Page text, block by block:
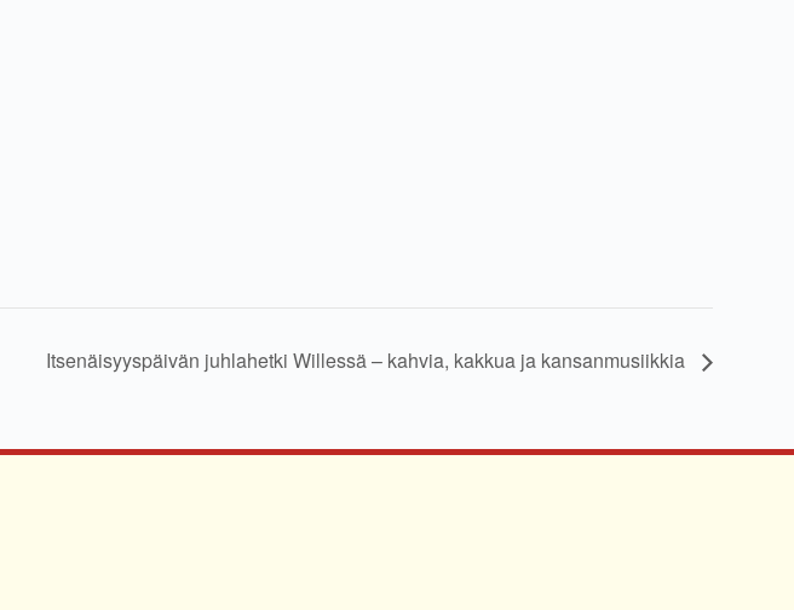
Itsenäisyyspäivän juhlahetki Willessä – kahvia, kakkua ja kansanmusiikkia